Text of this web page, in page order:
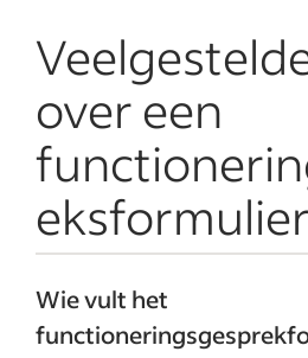
over een
eksformulier
Wie vult het